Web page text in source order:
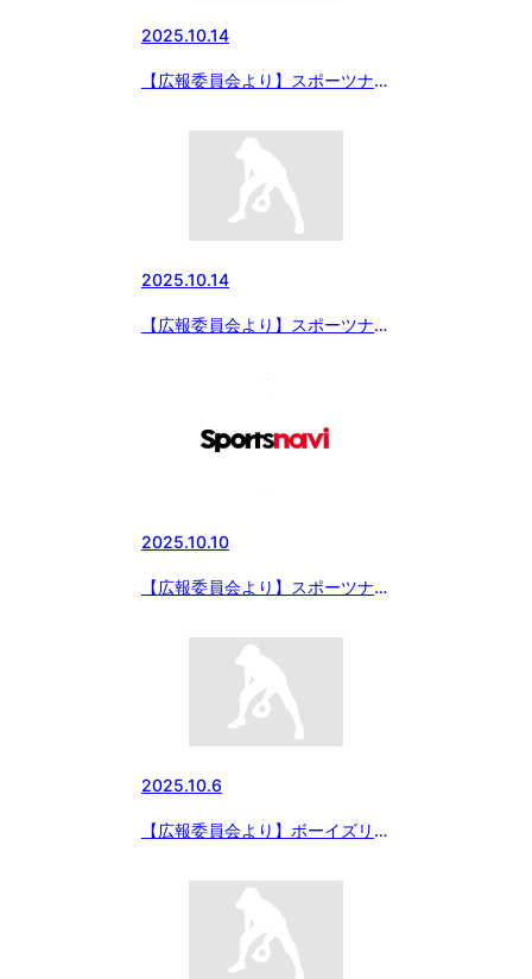
2025.10.14
【広報委員会より】スポーツナビ
年野球東日本選抜大会」中学部の
記事が配信されました
2025.10.14
【広報委員会より】スポーツナビ
年野球東日本選抜大会」の記事が
2025.10.10
【広報委員会より】スポーツナビ
ついて
2025.10.6
【広報委員会より】ボーイズリー
盟）の取り組みについて